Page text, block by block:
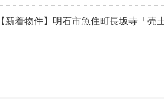
【新着物件】明石市魚住町長坂寺「売